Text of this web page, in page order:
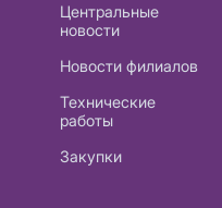
Центральные
новости
Новости филиалов
Технические
работы
Закупки